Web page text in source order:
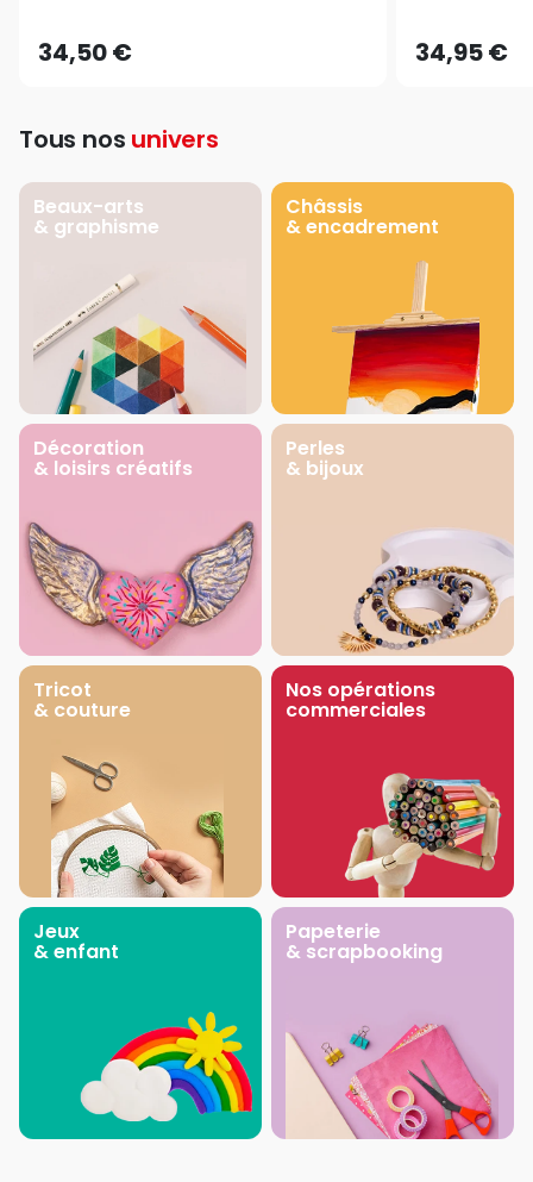
34,50 € 34,95 €
Tous nos univers
Beaux-arts
& graphisme
Châssis
& encadrement
Décoration
& loisirs créatifs
Perles
& bijoux
Tricot
& couture
Nos opérations
commerciales
Jeux
& enfant
Papeterie
& scrapbooking